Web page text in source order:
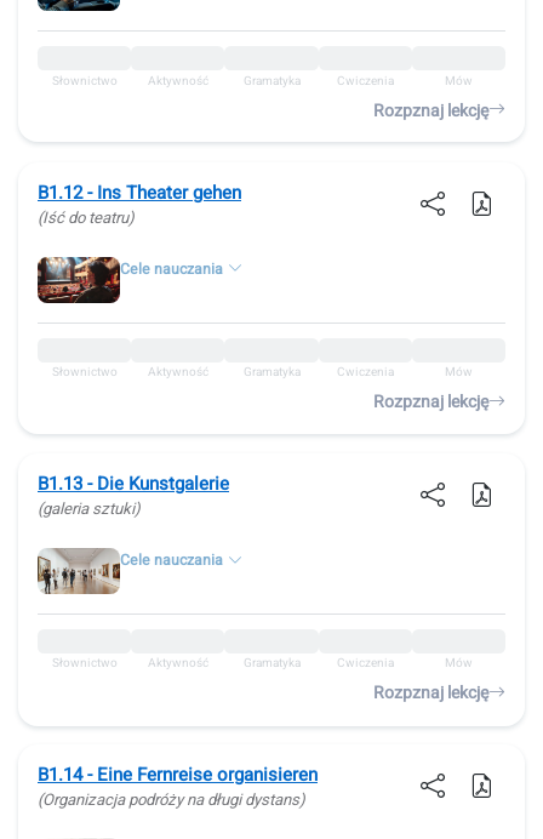
Słownictwo Aktywność Gramatyka Ćwiczenia Mów
Rozpznaj lekcję
B1.12 - Ins Theater gehen
(Iść do teatru)
Cele nauczania
Słownictwo Aktywność Gramatyka Ćwiczenia Mów
Rozpznaj lekcję
B1.13 - Die Kunstgalerie
(galeria sztuki)
Cele nauczania
Słownictwo Aktywność Gramatyka Ćwiczenia Mów
Rozpznaj lekcję
B1.14 - Eine Fernreise organisieren
(Organizacja podróży na długi dystans)